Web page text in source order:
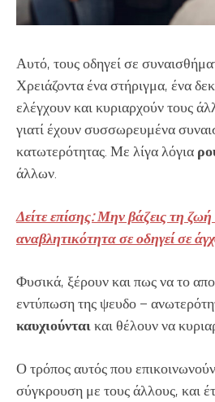
Αυτό, τους οδηγεί σε
Χρειάζοντα ένα στήριγμα, ένα
ελέγχουν και κυριαρχούν τους
γιατί έχουν συσσωρευμένα
κατωτερότητας. Με λίγα λόγια
άλλων.
Δείτε επίσης: Μην βάζεις τη
αναβλητικότητα σε οδηγεί σε
Φυσικά, ξέρουν και πως να το
εντύπωση της ψευδο –
καυχιούνταικαι θέλουν να
Ο τρόπος αυτός που
σύγκρουση με τους άλλους, και